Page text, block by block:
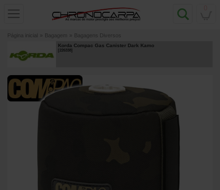
Página inicial » Bagagem » Bagagens Diversos
Korda Compac Gas Canister Dark Kamo
[226338]